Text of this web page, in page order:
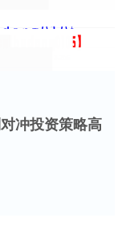
冲投资策略高